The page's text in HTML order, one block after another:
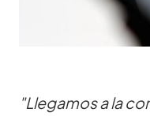
"Llegamos a la